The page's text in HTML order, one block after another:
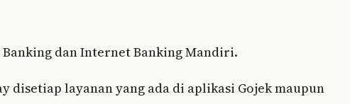
dan Internet Banking Mandiri.
disetiap layanan yang ada di aplikasi Gojek maupun